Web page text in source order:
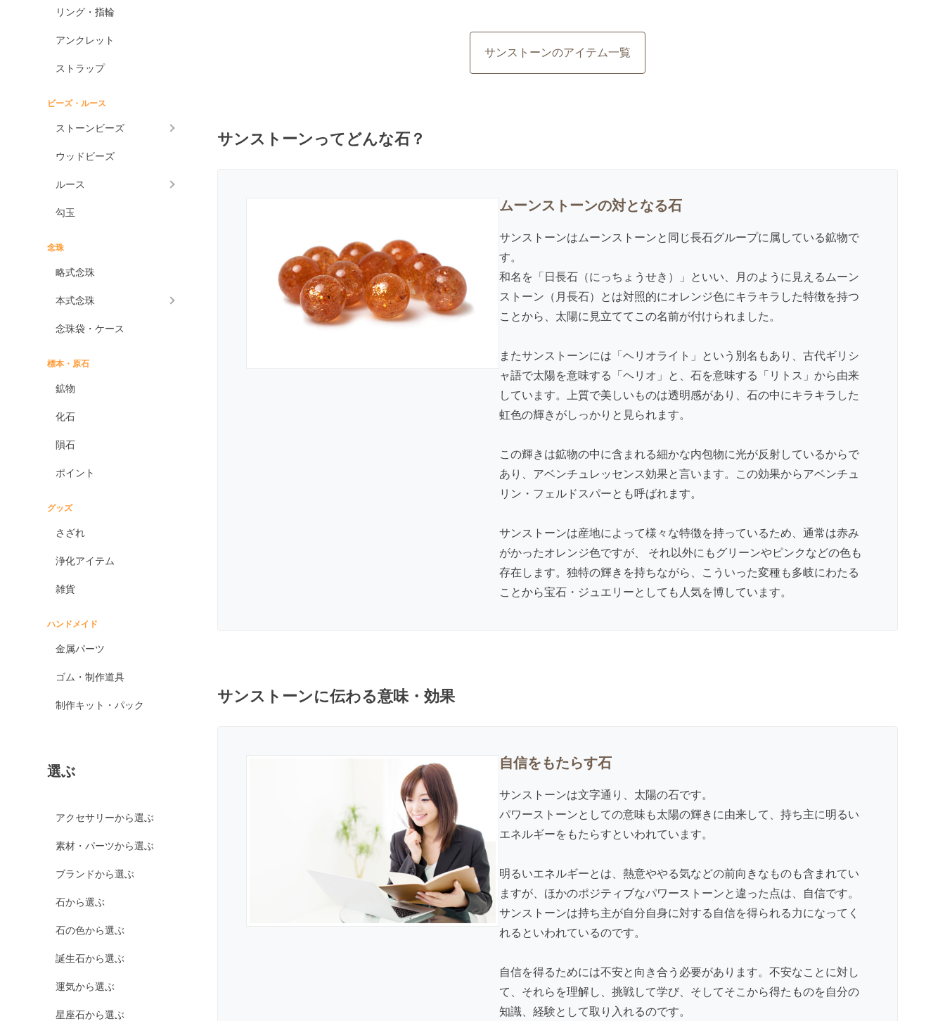
ケープアメジスト
ル
アメトリン
アンモライト
出雲石
一位
イーグルアイ
ヴァーダイト
オニキス各種
ブラックマトリックス
ドラゴンアイ
ン
シディアン
スノーフレークオブシ
マホガニーオブシディ
ピンクカルサイト
イエローカルサイト
オレンジカルサイト
カルセドニー各種
ホワイトカルセドニー
リング・指輪
アンクレット
ストラップ
ビーズ・ルース
ストーンビーズ
ウッドビーズ
ルース
勾玉
念珠
略式念珠
本式念珠
念珠袋・ケース
標本・原石
鉱物
化石
隕石
ポイント
グッズ
さざれ
浄化アイテム
雑貨
ハンドメイド
金属パーツ
ゴム・制作道具
制作キット・パック
選ぶ
アクセサリーから選ぶ
素材・パーツから選ぶ
ブランドから選ぶ
石から選ぶ
石の色から選ぶ
誕生石から選ぶ
運気から選ぶ
星座石から選ぶ
サンストーンのアイテム一覧
サンストーンってどんな石？
ムーンストーンの対となる石
サンストーンは ムーンストーンと同じ長石グループに属している鉱物で
す。
和名を「日長石（にっちょうせき）」といい、月のように見えるムーン
ストーン（月長石）とは対照的にオレンジ色にキラキラした特徴を持つ
ことから、太陽に見立ててこの名前が付けられました。
またサンストーンには「ヘリオライト」という別名もあり、古代ギリシ
ャ語で太陽を意味する「ヘリオ」と、石を意味する「リトス」から由来
しています。上質で美しいものは透明感があり、石の中にキラキラした
虹色の輝きがしっかりと見られます。
この輝きは鉱物の中に含まれる細かな内包物に光が反射しているからで
あり、アベンチュレッセンス効果と言います。この効果からアベンチュ
リン・フェルドスパーとも呼ばれます。
サンストーンは産地によって様々な特徴を持っているため、通常は赤み
がかったオレンジ色ですが、 それ以外にもグリーンやピンクなどの色も
存在します。独特の輝きを持ちながら、こういった変種も多岐にわたる
ことから宝石・ジュエリーとしても人気を博しています。
サンストーンに伝わる意味・効果
自信をもたらす石
サンストーンは文字通り、太陽の石です。
パワーストーンとしての意味も太陽の輝きに由来して、持ち主に明るい
エネルギーをもたらすといわれています。
明るいエネルギーとは、熱意ややる気などの前向きなものも含まれてい
ますが、ほかのポジティブなパワーストーンと違った点は、自信です。
サンストーンは持ち主が自分自身に対する自信を得られる力になってく
れるといわれているのです。
自信を得るためには不安と向き合う必要があります。不安なことに対し
て、それらを理解し、挑戦して学び、そしてそこから得たものを自分の
知識、経験として取り入れるのです。